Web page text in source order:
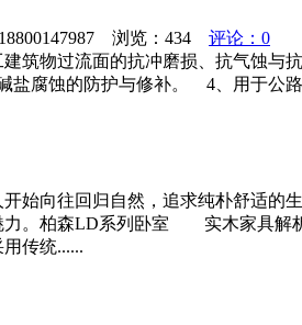
浏览： 434
评论：0
筑物过流面的抗冲磨损、抗气蚀
腐蚀的防护与修补。 4、用于公
始向往回归自然，追求纯朴舒适的
。柏森LD系列卧室 实木家具解
传统......